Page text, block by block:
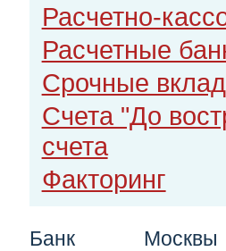
Расчетно-
Расчетные
Срочные
Счета "До
счета
Факторинг
Банк Москвы